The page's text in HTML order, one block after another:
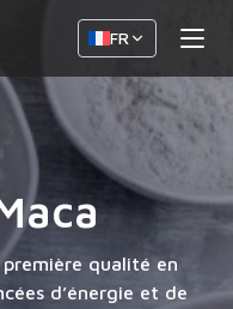
FR
qualité en
d’énergie et de